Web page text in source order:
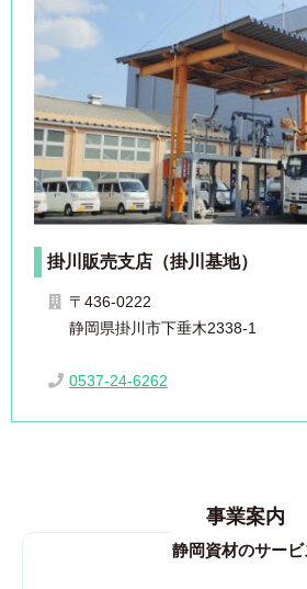
掛川販売支店（掛川基地）
〒436-0222
静岡県掛川市下垂木2338-1
0537-24-6262
事業案内
静岡資材のサービ